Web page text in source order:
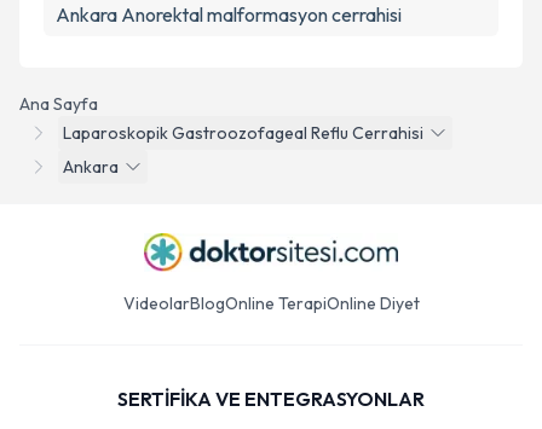
Ana Sayfa
Laparoskopik Gastroozofageal Reflu Cerrahisi
Ankara
Ankara Anorektal malformasyon cerrahisi
VideolarBlogOnline TerapiOnline Diyet
SERTİFİKA VE ENTEGRASYONLAR